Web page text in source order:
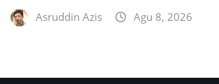
Asruddin Azis Agu 8, 2026